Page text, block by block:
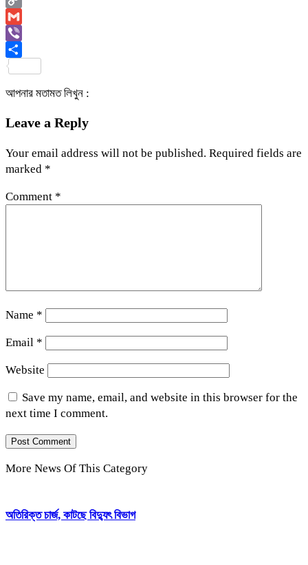
Copy
Link
Gmail
Viber
আপনার মতামত লিখুন :
Leave a Reply
Your email address will not be published. Required fields are
marked *
Comment *
Name *
Email *
Website
Save my name, email, and website in this browser for the
next time I comment.
More News Of This Category
অতিরিক্ত চার্জ, কাটছে বিদ্যুৎ বিভাগ